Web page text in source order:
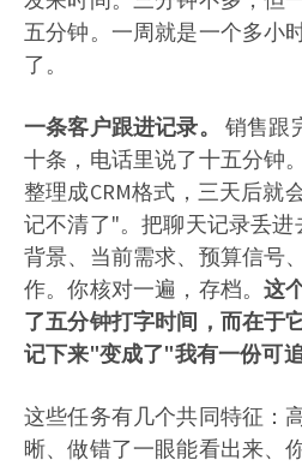
五分钟。一周就是一个多小
了。
一条客户跟进记录。
销售跟
十条，电话里说了十五分钟
整理成CRM格式，三天后就
记不清了"。把聊天记录丢进
背景、当前需求、预算信号
作。你核对一遍，存档。这
了五分钟打字时间，而在于
记下来"变成了"我有一份可
这些任务有几个共同特征：
晰、做错了一眼能看出来、